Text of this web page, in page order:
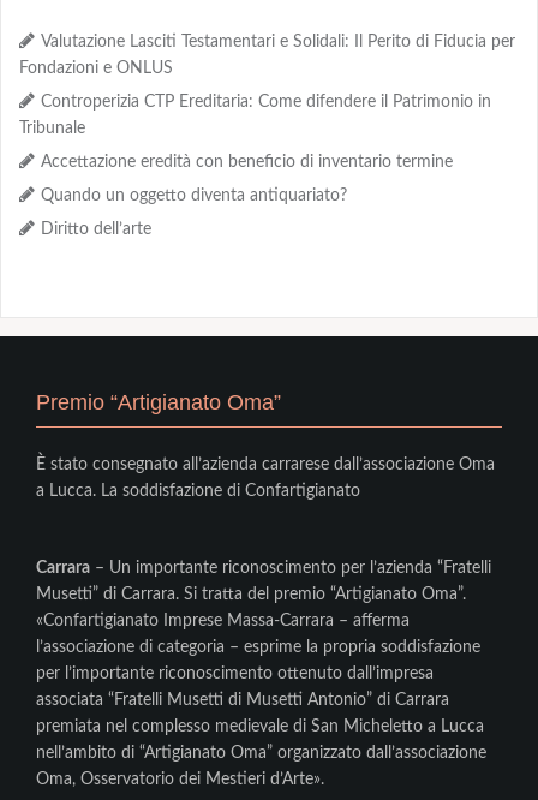
Valutazione Lasciti Testamentari e Solidali: Il Perito di Fiducia per
Fondazioni e ONLUS
Controperizia CTP Ereditaria: Come difendere il Patrimonio in
Tribunale
Accettazione eredità con beneficio di inventario termine
Quando un oggetto diventa antiquariato?
Diritto dell’arte
Premio “Artigianato Oma”
È stato consegnato all’azienda carrarese dall’associazione Oma
a Lucca. La soddisfazione di Confartigianato
Carrara – Un importante riconoscimento per l’azienda “Fratelli
Musetti” di Carrara. Si tratta del premio “Artigianato Oma”.
«Confartigianato Imprese Massa-Carrara – afferma
l’associazione di categoria – esprime la propria soddisfazione
per l’importante riconoscimento ottenuto dall’impresa
associata “Fratelli Musetti di Musetti Antonio” di Carrara
premiata nel complesso medievale di San Micheletto a Lucca
nell’ambito di “Artigianato Oma” organizzato dall’associazione
Oma, Osservatorio dei Mestieri d’Arte».